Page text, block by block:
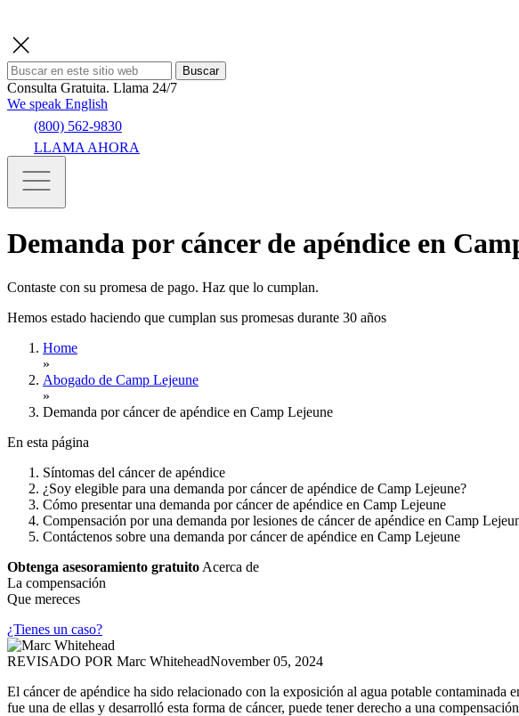
Buscar
Consulta Gratuita. Llama 24/7
We speak English
(800) 562-9830
LLAMA AHORA
Demanda por cáncer de apéndice en
Contaste con su promesa de pago. Haz que lo cumplan.
Hemos estado haciendo que cumplan sus promesas durante 30 años
Home
»
Abogado de Camp Lejeune
»
Demanda por cáncer de apéndice en Camp Lejeune
En esta página
Síntomas del cáncer de apéndice
¿Soy elegible para una demanda por cáncer de apéndice de Camp Lejeune?
Cómo presentar una demanda por cáncer de apéndice en Camp Lejeune
Compensación por una demanda por lesiones de cáncer de apéndice en Camp
Contáctenos sobre una demanda por cáncer de apéndice en Camp Lejeune
Obtenga asesoramiento gratuito Acerca de
La compensación
Que mereces
¿Tienes un caso?
REVISADO POR Marc WhiteheadNovember 05, 2024
El cáncer de apéndice ha sido relacionado con la exposición al agua potable
fue una de ellas y desarrolló esta forma de cáncer, puede tener derecho a una